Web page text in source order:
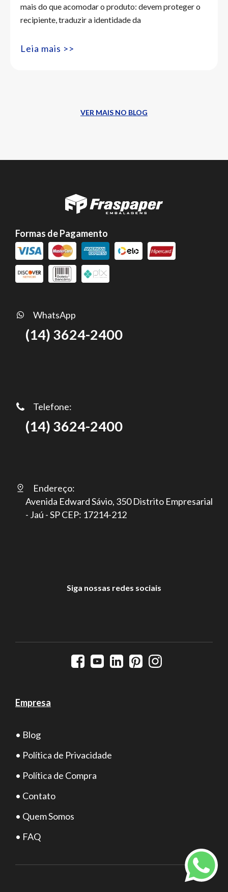
mais do que acomodar o produto: devem proteger o
recipiente, traduzir a identidade da
Leia mais >>
VER MAIS NO BLOG
Formas de Pagamento
WhatsApp
(14) 3624-2400
Telefone:
(14) 3624-2400
Endereço:
Avenida Edward Sávio, 350 Distrito Empresarial
- Jaú - SP CEP: 17214-212
Siga nossas redes sociais
Empresa
• Blog
• Política de Privacidade
• Política de Compra
• Contato
• Quem Somos
• FAQ